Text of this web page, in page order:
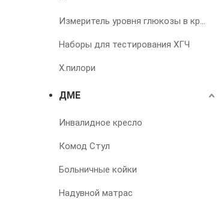
Измеритель уровня глюкозы в крови
Наборы для тестирования ХГЧ
Х.пилори
ДМЕ
Инвалидное кресло
Комод Стул
Больничные койки
Надувной матрас